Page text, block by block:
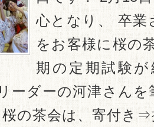
心となり、 卒業
をお客様に桜の
期の定期試験
ーダーの河津さん
桜の茶会は、寄付